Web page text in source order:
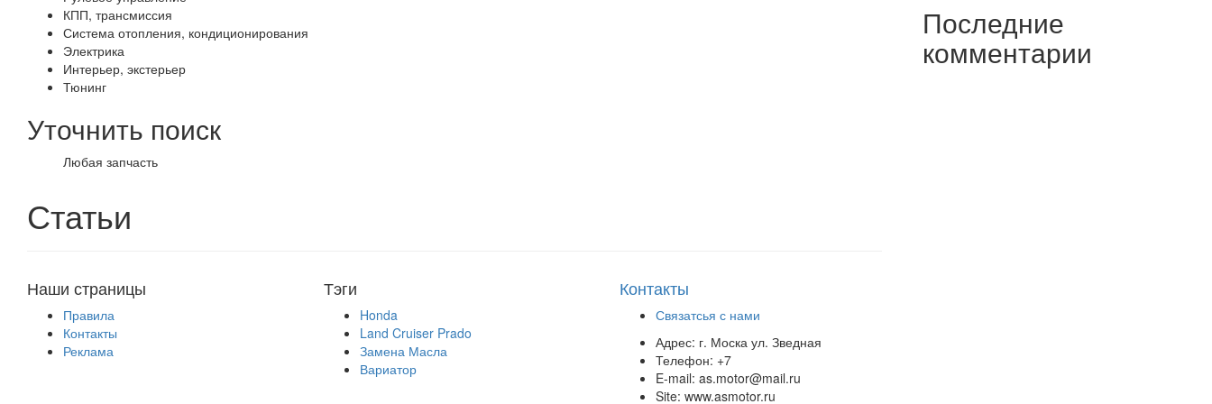
КПП, трансмиссия
Система отопления, кондиционирования
Электрика
Интерьер, экстерьер
Тюнинг
Уточнить поиск
Любая запчасть
Статьи
Последние
комментарии
Наши страницы
Правила
Контакты
Реклама
Тэги
Honda
Land Cruiser Prado
Замена Масла
Вариатор
Контакты
Связатсья с нами
Адрес: г. Моска ул. Зведная
Телефон: +7
E-mail: as.motor@mail.ru
Site: www.asmotor.ru